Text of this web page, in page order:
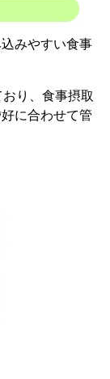
みやすい食事
り、食事摂取
に合わせて管